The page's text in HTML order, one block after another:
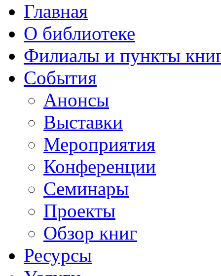
Главная
О библиотеке
Филиалы и пункты
События
Анонсы
Выставки
Мероприятия
Конференции
Семинары
Проекты
Обзор книг
Ресурсы